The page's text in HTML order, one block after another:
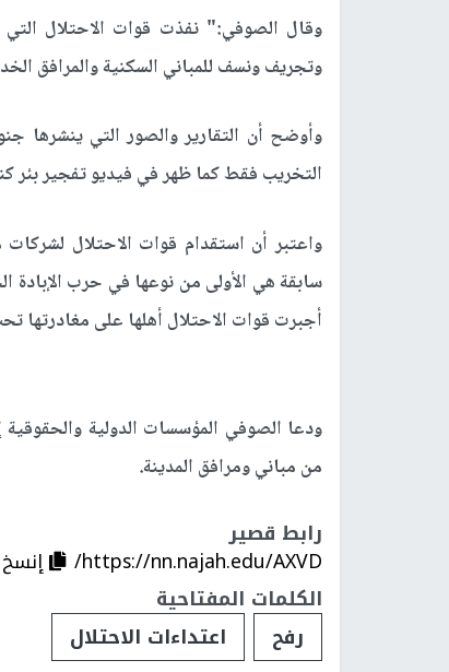
وتجريف ونسف للمباني السكنية والمرافق
وأوضح أن التقارير والصور التي ينشرها
التخريب فقط كما ظهر في فيديو تفجير بئر
واعتبر أن استقدام قوات الاحتلال
سابقة هي الأولى من نوعها في حرب الإبادة
أجبرت قوات الاحتلال أهلها على مغادرتها
ودعا الصوفي المؤسسات الدولية
من مباني ومرافق المدينة.
رابط قصير
https://nn.najah.edu/AXVD/
إنسخ
الكلمات المفتاحية
رفح
اعتداءات الاحتلال